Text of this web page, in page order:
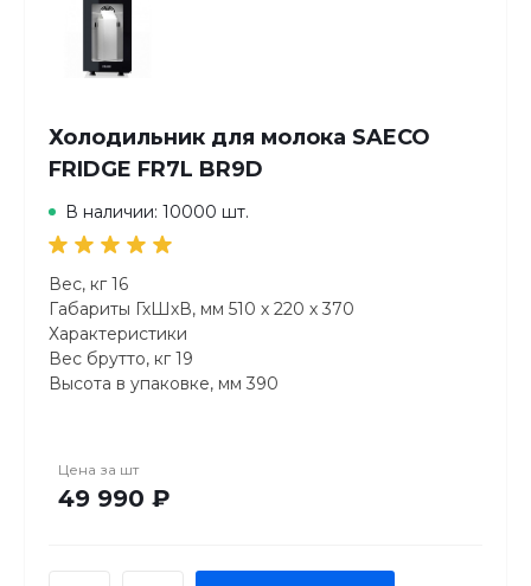
Холодильник для молока SAECO
FRIDGE FR7L BR9D
В наличии: 10000 шт.
Вес, кг 16
Габариты ГхШхВ, мм 510 х 220 х 370
Характеристики
Вес брутто, кг 19
Высота в упаковке, мм 390
Ширина в упаковке, мм 240
Цена за шт
49 990 ₽